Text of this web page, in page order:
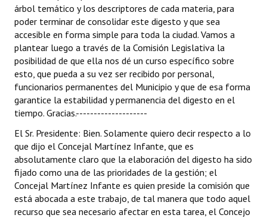
árbol temático y los descriptores de cada materia, para
poder terminar de consolidar este digesto y que sea
accesible en forma simple para toda la ciudad. Vamos a
plantear luego a través de la Comisión Legislativa la
posibilidad de que ella nos dé un curso específico sobre
esto, que pueda a su vez ser recibido por personal,
funcionarios permanentes del Municipio y que de esa forma
garantice la estabilidad y permanencia del digesto en el
tiempo. Gracias.--------------------
El Sr. Presidente: Bien. Solamente quiero decir respecto a lo
que dijo el Concejal Martínez Infante, que es
absolutamente claro que la elaboración del digesto ha sido
fijado como una de las prioridades de la gestión; el
Concejal Martínez Infante es quien preside la comisión que
está abocada a este trabajo, de tal manera que todo aquel
recurso que sea necesario afectar en esta tarea, el Concejo